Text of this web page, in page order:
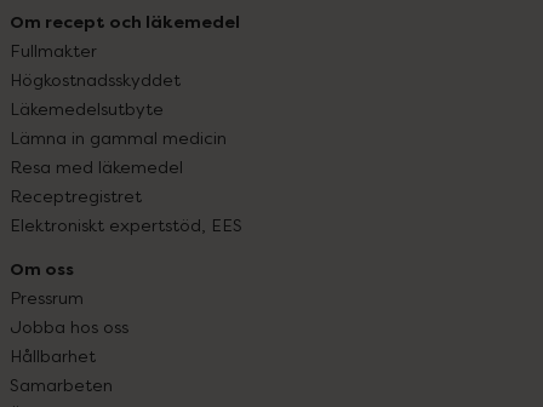
Om recept och läkemedel
Fullmakter
Högkostnadsskyddet
Läkemedelsutbyte
Lämna in gammal medicin
Resa med läkemedel
Receptregistret
Elektroniskt expertstöd, EES
Om oss
Pressrum
Jobba hos oss
Hållbarhet
Samarbeten